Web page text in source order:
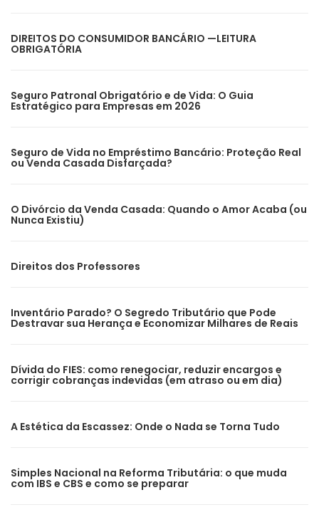
DIREITOS DO CONSUMIDOR BANCÁRIO —LEITURA
OBRIGATÓRIA
Seguro Patronal Obrigatório e de Vida: O Guia
Estratégico para Empresas em 2026
Seguro de Vida no Empréstimo Bancário: Proteção Real
ou Venda Casada Disfarçada?
O Divórcio da Venda Casada: Quando o Amor Acaba (ou
Nunca Existiu)
Direitos dos Professores
Inventário Parado? O Segredo Tributário que Pode
Destravar sua Herança e Economizar Milhares de Reais
Dívida do FIES: como renegociar, reduzir encargos e
corrigir cobranças indevidas (em atraso ou em dia)
A Estética da Escassez: Onde o Nada se Torna Tudo
Simples Nacional na Reforma Tributária: o que muda
com IBS e CBS e como se preparar